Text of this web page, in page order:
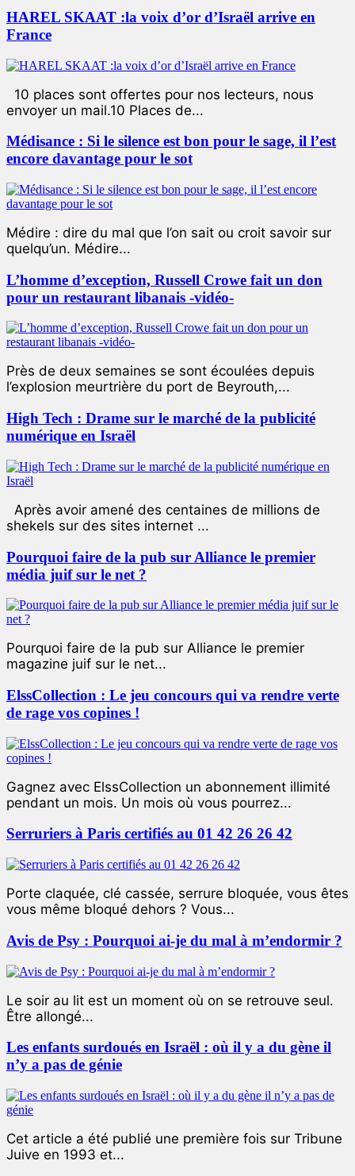
HAREL SKAAT :la voix d’or d’Israël arrive en
France
10 places sont offertes pour nos lecteurs, nous
envoyer un mail.10 Places de...
Médisance : Si le silence est bon pour le sage, il l’est
encore davantage pour le sot
Médire : dire du mal que l’on sait ou croit savoir sur
quelqu’un. Médire...
L’homme d’exception, Russell Crowe fait un don
pour un restaurant libanais -vidéo-
Près de deux semaines se sont écoulées depuis
l’explosion meurtrière du port de Beyrouth,...
High Tech : Drame sur le marché de la publicité
numérique en Israël
Après avoir amené des centaines de millions de
shekels sur des sites internet ...
Pourquoi faire de la pub sur Alliance le premier
média juif sur le net ?
Pourquoi faire de la pub sur Alliance le premier
magazine juif sur le net...
ElssCollection : Le jeu concours qui va rendre verte
de rage vos copines !
Gagnez avec ElssCollection un abonnement illimité
pendant un mois. Un mois où vous pourrez...
Serruriers à Paris certifiés au 01 42 26 26 42
Porte claquée, clé cassée, serrure bloquée, vous êtes
vous même bloqué dehors ? Vous...
Avis de Psy : Pourquoi ai-je du mal à m’endormir ?
Le soir au lit est un moment où on se retrouve seul.
Être allongé...
Les enfants surdoués en Israël : où il y a du gène il
n’y a pas de génie
Cet article a été publié une première fois sur Tribune
Juive en 1993 et...